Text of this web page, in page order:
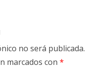
no será publicada.
marcados con *